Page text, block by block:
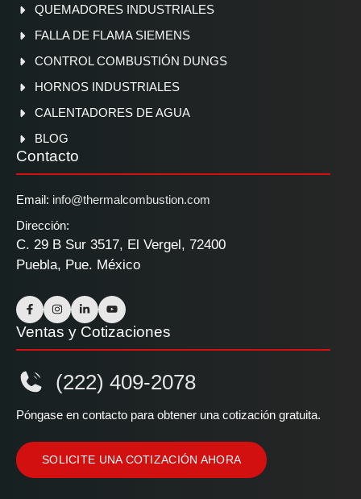
QUEMADORES INDUSTRIALES
FALLA DE FLAMA SIEMENS
CONTROL COMBUSTIÓN DUNGS
HORNOS INDUSTRIALES
CALENTADORES DE AGUA
BLOG
Contacto
Email: info@thermalcombustion.com
Dirección:
C. 29 B Sur 3517, El Vergel, 72400
Puebla, Pue. México
Ventas y Cotizaciones
(222) 409-2078
Póngase en contacto para obtener una cotización gratuita.
SOLICITE UNA COTIZACIÓN AHORA